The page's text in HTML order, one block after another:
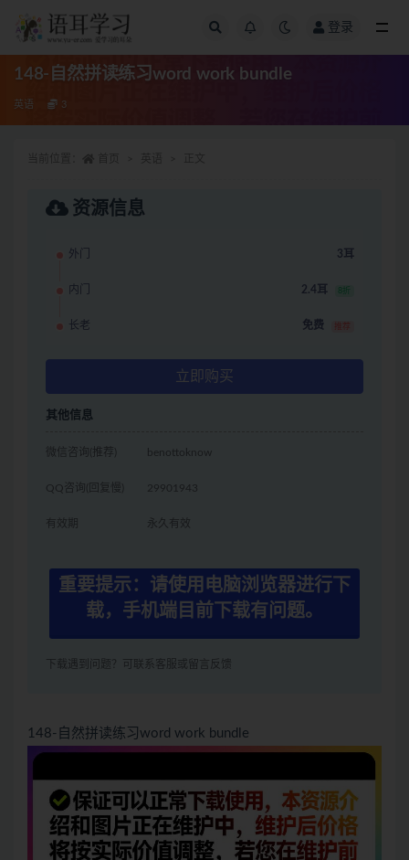
登录
148-自然拼读练习word work bundle
英语 3
资源信息
外门 3耳
内门 2.4耳 8折
长老 免费 推荐
立即购买
其他信息
微信咨询(推荐) benottoknow
QQ咨询(回复慢) 29901943
有效期 永久有效
重要提示：请使用电脑浏览器进行下
载，手机端目前下载有问题。
下载遇到问题？可联系客服或留言反馈
148-自然拼读练习word work bundle